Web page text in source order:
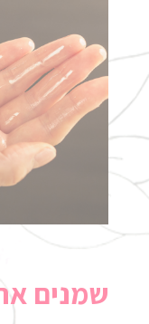
שמנים